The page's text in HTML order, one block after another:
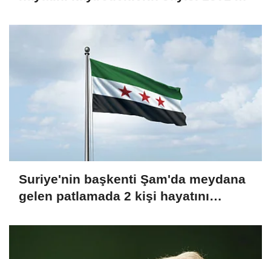
Suriye'nin başkenti Şam'da meydana
gelen patlamada 2 kişi hayatını